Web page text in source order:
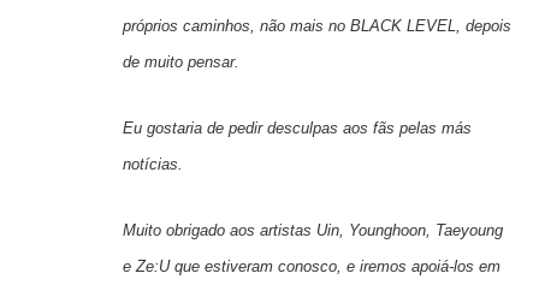
próprios caminhos, não mais no BLACK LEVEL, depois
de muito pensar.
Eu gostaria de pedir desculpas aos fãs pelas más
notícias.
Muito obrigado aos artistas Uin, Younghoon, Taeyoung
e Ze:U que estiveram conosco, e iremos apoiá-los em